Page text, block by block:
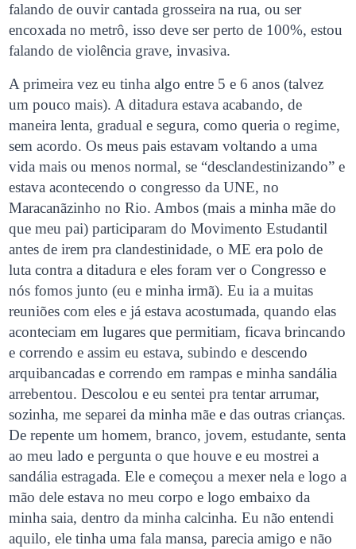
falando de ouvir cantada grosseira na rua, ou ser
encoxada no metrô, isso deve ser perto de 100%, estou
falando de violência grave, invasiva.
A primeira vez eu tinha algo entre 5 e 6 anos (talvez
um pouco mais). A ditadura estava acabando, de
maneira lenta, gradual e segura, como queria o regime,
sem acordo. Os meus pais estavam voltando a uma
vida mais ou menos normal, se “desclandestinizando” e
estava acontecendo o congresso da UNE, no
Maracanãzinho no Rio. Ambos (mais a minha mãe do
que meu pai) participaram do Movimento Estudantil
antes de irem pra clandestinidade, o ME era polo de
luta contra a ditadura e eles foram ver o Congresso e
nós fomos junto (eu e minha irmã). Eu ia a muitas
reuniões com eles e já estava acostumada, quando elas
aconteciam em lugares que permitiam, ficava brincando
e correndo e assim eu estava, subindo e descendo
arquibancadas e correndo em rampas e minha sandália
arrebentou. Descolou e eu sentei pra tentar arrumar,
sozinha, me separei da minha mãe e das outras crianças.
De repente um homem, branco, jovem, estudante, senta
ao meu lado e pergunta o que houve e eu mostrei a
sandália estragada. Ele e começou a mexer nela e logo a
mão dele estava no meu corpo e logo embaixo da
minha saia, dentro da minha calcinha. Eu não entendi
aquilo, ele tinha uma fala mansa, parecia amigo e não